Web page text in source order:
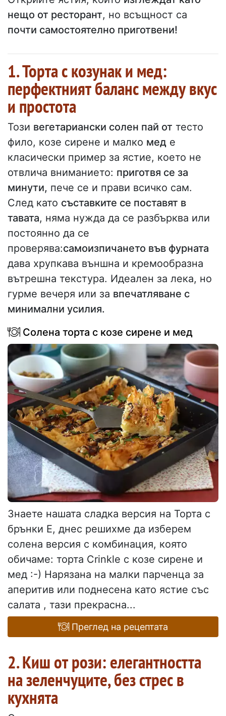
нещо от ресторант, но всъщност са
почти самостоятелно приготвени!
1. Торта с козунак и мед:
перфектният баланс между вкус
и простота
Този вегетариански солен пай от тесто
фило, козе сирене и малко мед е
класически пример за ястие, което не
отвлича вниманието: приготвя се за
минути, пече се и прави всичко сам.
След като съставките се поставят в
тавата, няма нужда да се разбърква или
постоянно да се
проверява:самоизпичането във фурната
дава хрупкава външна и кремообразна
вътрешна текстура. Идеален за лека, но
гурме вечеря или за впечатляване с
минимални усилия.
Солена торта с козе сирене и мед
Знаете нашата сладка версия на Торта с
брънки Е, днес решихме да изберем
солена версия с комбинация, която
обичаме: торта Crinkle с козе сирене и
мед :-) Нарязана на малки парченца за
аперитив или поднесена като ястие със
салата , тази прекрасна...
Преглед на рецептата
2. Киш от рози: елегантността
на зеленчуците, без стрес в
кухнята